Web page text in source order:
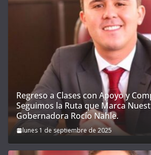
Regreso a Clases con Apoyo y
Seguimos la Ruta que Marca
Gobernadora Rocío Nahle.
lunes 1 de septiembre de 2025